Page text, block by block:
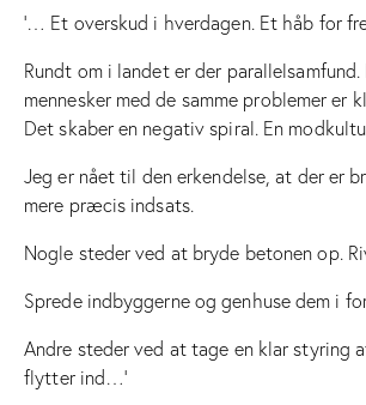
‘… Et overskud i hverdagen. Et håb for
Rundt om i landet er der parallelsamfund.
mennesker med de samme problemer er
Det skaber en negativ spiral. En
Jeg er nået til den erkendelse, at der er
mere præcis indsats.
Nogle steder ved at bryde betonen op.
Sprede indbyggerne og genhuse dem i
Andre steder ved at tage en klar styring
flytter ind…’